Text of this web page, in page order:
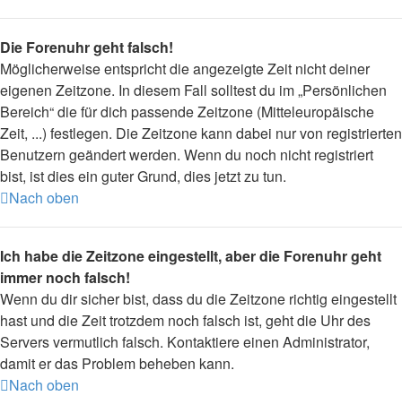
Die Forenuhr geht falsch!
Möglicherweise entspricht die angezeigte Zeit nicht deiner
eigenen Zeitzone. In diesem Fall solltest du im „Persönlichen
Bereich“ die für dich passende Zeitzone (Mitteleuropäische
Zeit, ...) festlegen. Die Zeitzone kann dabei nur von registrierten
Benutzern geändert werden. Wenn du noch nicht registriert
bist, ist dies ein guter Grund, dies jetzt zu tun.
Nach oben
Ich habe die Zeitzone eingestellt, aber die Forenuhr geht
immer noch falsch!
Wenn du dir sicher bist, dass du die Zeitzone richtig eingestellt
hast und die Zeit trotzdem noch falsch ist, geht die Uhr des
Servers vermutlich falsch. Kontaktiere einen Administrator,
damit er das Problem beheben kann.
Nach oben